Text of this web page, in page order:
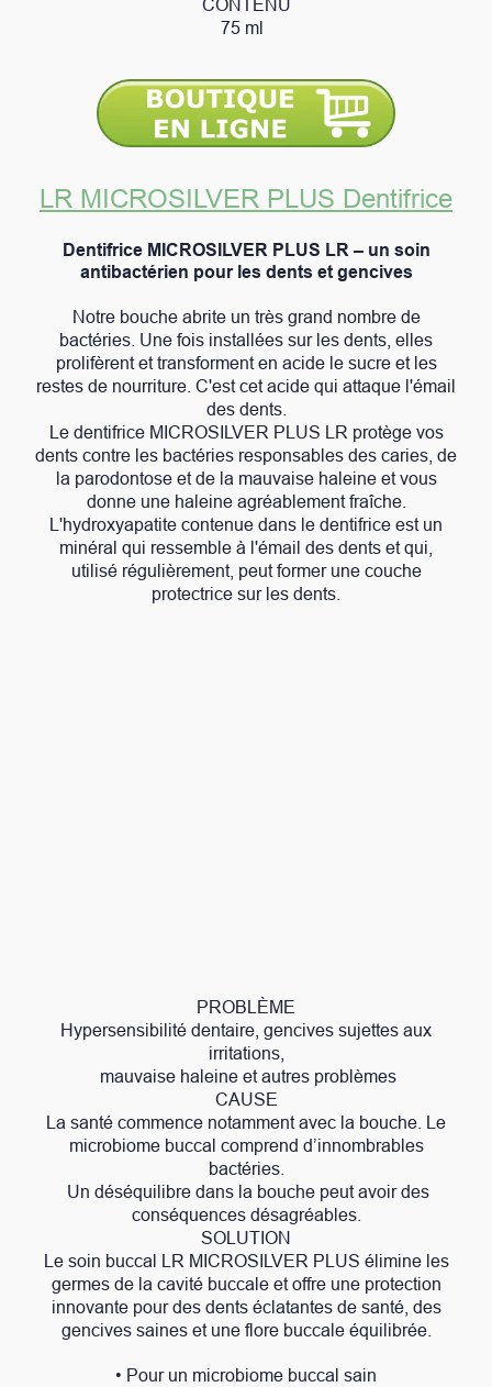
CONTENU
75 ml
LR MICROSILVER PLUS Dentifrice
Dentifrice MICROSILVER PLUS LR – un soin
antibactérien pour les dents et gencives
Notre bouche abrite un très grand nombre de
bactéries. Une fois installées sur les dents, elles
prolifèrent et transforment en acide le sucre et les
restes de nourriture. C'est cet acide qui attaque l'émail
des dents.
Le dentifrice MICROSILVER PLUS LR protège vos
dents contre les bactéries responsables des caries, de
la parodontose et de la mauvaise haleine et vous
donne une haleine agréablement fraîche.
L'hydroxyapatite contenue dans le dentifrice est un
minéral qui ressemble à l'émail des dents et qui,
utilisé régulièrement, peut former une couche
protectrice sur les dents.
PROBLÈME
Hypersensibilité dentaire, gencives sujettes aux
irritations,
mauvaise haleine et autres problèmes
CAUSE
La santé commence notamment avec la bouche. Le
microbiome buccal comprend d’innombrables
bactéries.
Un déséquilibre dans la bouche peut avoir des
conséquences désagréables.
SOLUTION
Le soin buccal LR MICROSILVER PLUS élimine les
germes de la cavité buccale et offre une protection
innovante pour des dents éclatantes de santé, des
gencives saines et une flore buccale équilibrée.
• Pour un microbiome buccal sain